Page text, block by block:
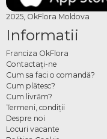
2025, OkFlora Moldova
Informatii
Franciza OkFlora
Contactaţi-ne
Cum sa faci o comandă?
Cum plătesc?
Cum livrăm?
Termeni, condiţii
Despre noi
Locuri vacante